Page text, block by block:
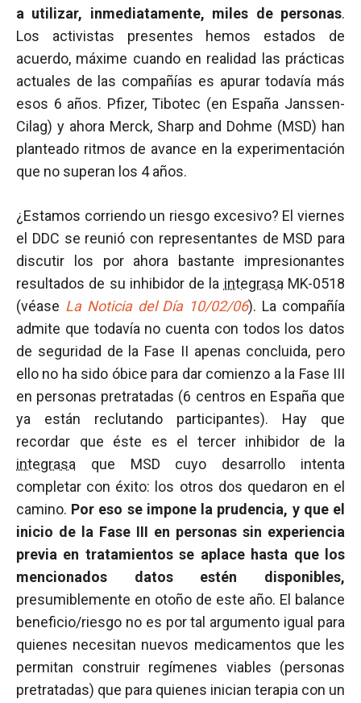
a utilizar, inmediatamente, miles de personas.
Los activistas presentes hemos estados de
acuerdo, máxime cuando en realidad las prácticas
actuales de las compañías es apurar todavía más
esos 6 años. Pfizer, Tibotec (en España Janssen-
Cilag) y ahora Merck, Sharp and Dohme (MSD) han
planteado ritmos de avance en la experimentación
que no superan los 4 años.
¿Estamos corriendo un riesgo excesivo? El viernes
el DDC se reunió con representantes de MSD para
discutir los por ahora bastante impresionantes
resultados de su inhibidor de la integrasa MK-0518
(véase La Noticia del Día 10/02/06). La compañía
admite que todavía no cuenta con todos los datos
de seguridad de la Fase II apenas concluida, pero
ello no ha sido óbice para dar comienzo a la Fase III
en personas pretratadas (6 centros en España que
ya están reclutando participantes). Hay que
recordar que éste es el tercer inhibidor de la
integrasa que MSD cuyo desarrollo intenta
completar con éxito: los otros dos quedaron en el
camino. Por eso se impone la prudencia, y que el
inicio de la Fase III en personas sin experiencia
previa en tratamientos se aplace hasta que los
mencionados datos estén disponibles,
presumiblemente en otoño de este año. El balance
beneficio/riesgo no es por tal argumento igual para
quienes necesitan nuevos medicamentos que les
permitan construir regímenes viables (personas
pretratadas) que para quienes inician terapia con un